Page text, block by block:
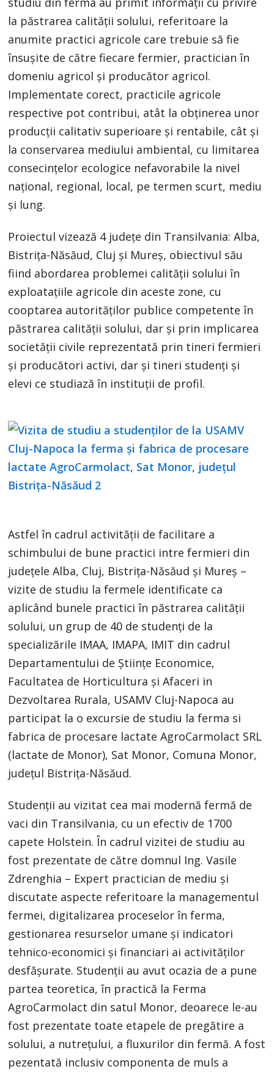
la păstrarea calității solului, referitoare la
anumite practici agricole care trebuie să fie
însușite de către fiecare fermier, practician în
domeniu agricol și producător agricol.
Implementate corect, practicile agricole
respective pot contribui, atât la obținerea unor
producții calitativ superioare și rentabile, cât și
la conservarea mediului ambiental, cu limitarea
consecințelor ecologice nefavorabile la nivel
național, regional, local, pe termen scurt, mediu
și lung.
Proiectul vizează 4 județe din Transilvania: Alba,
Bistrița-Năsăud, Cluj și Mureș, obiectivul său
fiind abordarea problemei calității solului în
exploatațiile agricole din aceste zone, cu
cooptarea autorităților publice competente în
păstrarea calității solului, dar și prin implicarea
societății civile reprezentată prin tineri fermieri
și producători activi, dar și tineri studenți și
elevi ce studiază în instituții de profil.
Astfel în cadrul activității de facilitare a
schimbului de bune practici intre fermieri din
județele Alba, Cluj, Bistrița-Năsăud și Mureș –
vizite de studiu la fermele identificate ca
aplicând bunele practici în păstrarea calității
solului, un grup de 40 de studenți de la
specializările IMAA, IMAPA, IMIT din cadrul
Departamentului de Științe Economice,
Facultatea de Horticultura și Afaceri in
Dezvoltarea Rurala, USAMV Cluj-Napoca au
participat la o excursie de studiu la ferma si
fabrica de procesare lactate AgroCarmolact SRL
(lactate de Monor), Sat Monor, Comuna Monor,
județul Bistrița-Năsăud.
Studenții au vizitat cea mai modernă fermă de
vaci din Transilvania, cu un efectiv de 1700
capete Holstein. În cadrul vizitei de studiu au
fost prezentate de către domnul Ing. Vasile
Zdrenghia – Expert practician de mediu și
discutate aspecte referitoare la managementul
fermei, digitalizarea proceselor în ferma,
gestionarea resurselor umane și indicatori
tehnico-economici și financiari ai activităților
desfășurate. Studenții au avut ocazia de a pune
partea teoretica, în practică la Ferma
AgroCarmolact din satul Monor, deoarece le-au
fost prezentate toate etapele de pregătire a
solului, a nutrețului, a fluxurilor din fermă. A fost
pezentată inclusiv componenta de muls a